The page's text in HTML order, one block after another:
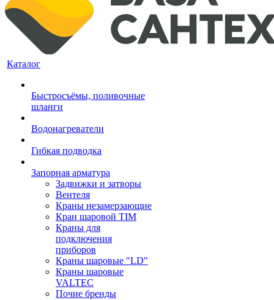
Каталог
Быстросъёмы, поливочные
шланги
Водонагреватели
Гибкая подводка
Запорная арматура
Задвижки и затворы
Вентеля
Краны незамерзающие
Кран шаровой TIM
Краны для
подключения
приборов
Краны шаровые "LD"
Краны шаровые
VALTEC
Почие бренды